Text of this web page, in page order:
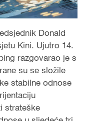
Donald
Kini. Ujutro 14.
razgovarao je s
su se složile
stabilne odnose
strateške